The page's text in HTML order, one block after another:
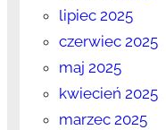
lipiec 2025
czerwiec 2025
maj 2025
kwiecień 2025
marzec 2025